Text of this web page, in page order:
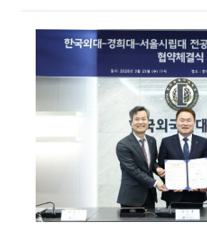
지역학 기반의 전문성은 도쿠시마현
기여할 것이며, 학생들이 현장에서
수 있도록 적극 지원하겠다 고 강조
특별 강연에서 고토다 마사즈미 지사
소통하는 시간을 가졌다. 고토다 지
내각부 부대신을 역임한 바 있으며,
도쿠시마현의 국제적 교류 확대를 적
강연에서는 한일 양국의 미래를 이끌
글로벌 역량의 중요성을 강조하는 한
비전을 소개하며 향후 우리 대학 학
마다하지 않고 본교를 방문해 주신
35년에 걸친 교육 및 연구 경력을 바
이끌어 온 차우두리 총장님을 모시게
생각한다 고 환영의 뜻을 밝혔다.이
체결된 업무협력의 후속 조치로, 보다
교류 방안을 논의하기 위해 마련되
김민정 대외부총장과 양재완 국제교
양교 간 협력 확대를 위한 심도 있는
대학은 방글라데시 학생들의 본교 유
경험을 확대하고, 양국 간 상호 이해
있도록 협력하기로 뜻을 모았다. 또